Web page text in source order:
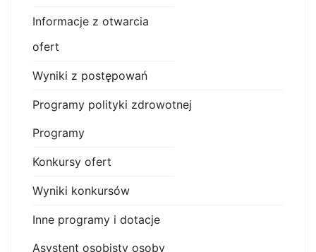
Informacje z otwarcia
ofert
Wyniki z postępowań
Programy polityki zdrowotnej
Programy
Konkursy ofert
Wyniki konkursów
Inne programy i dotacje
Asystent osobisty osoby